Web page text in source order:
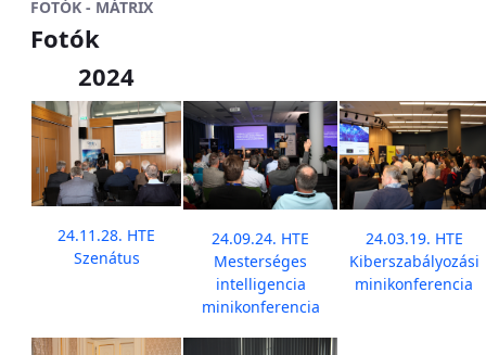
FOTÓK - MÁTRIX
Fotók
2024
24.11.28. HTE
Szenátus
24.09.24. HTE
Mesterséges
intelligencia
minikonferencia
24.03.19. HTE
Kiberszabályozási
minikonferencia